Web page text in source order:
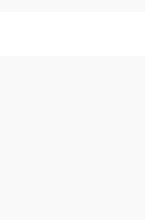
først blei utgitt. Det kan ha